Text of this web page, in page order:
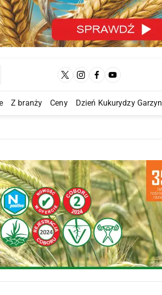
Z branży Ceny Dzień Kukurydzy Garzyn